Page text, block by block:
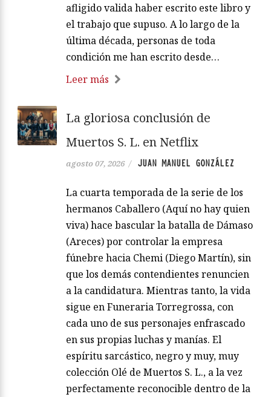
afligido valida haber escrito este libro y
el trabajo que supuso. A lo largo de la
última década, personas de toda
condición me han escrito desde…
Leer más
La gloriosa conclusión de
Muertos S. L. en Netflix
agosto 07, 2026 / JUAN MANUEL GONZÁLEZ
La cuarta temporada de la serie de los
hermanos Caballero (Aquí no hay quien
viva) hace bascular la batalla de Dámaso
(Areces) por controlar la empresa
fúnebre hacia Chemi (Diego Martín), sin
que los demás contendientes renuncien
a la candidatura. Mientras tanto, la vida
sigue en Funeraria Torregrossa, con
cada uno de sus personajes enfrascado
en sus propias luchas y manías. El
espíritu sarcástico, negro y muy, muy
colección Olé de Muertos S. L., a la vez
perfectamente reconocible dentro de la